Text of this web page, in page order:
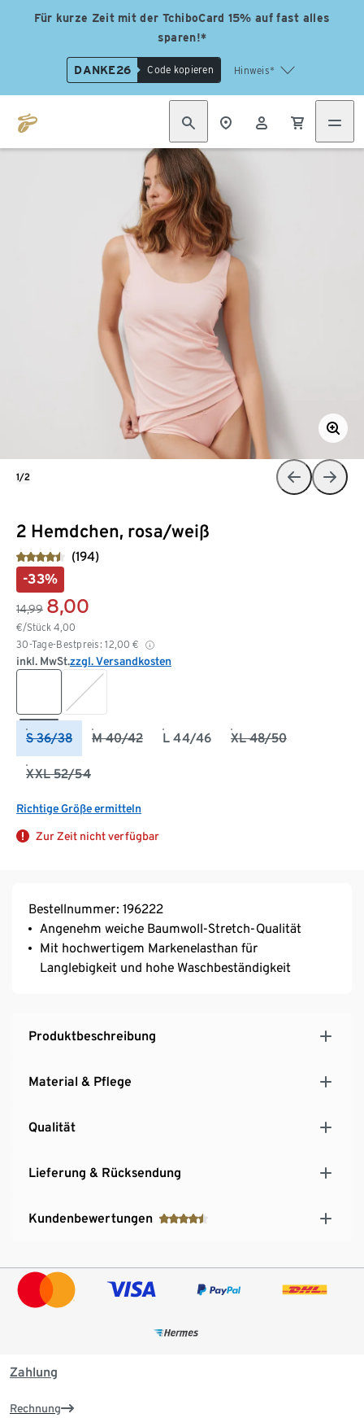
Für kurze Zeit mit der TchiboCard 15% auf fast alles
sparen!*
DANKE26 Code kopieren Hinweis*
2 Hemdchen, rosa/weiß
(194)
-33%
14,99 8,00
€/Stück 4,00
30-Tage-Bestpreis: 12,00 €
inkl. MwSt.zzgl. Versandkosten
S 36/38 M 40/42 L 44/46 XL 48/50
XXL 52/54
Richtige Größe ermitteln
Zur Zeit nicht verfügbar
1/2
Bestellnummer: 196222
Angenehm weiche Baumwoll-Stretch-Qualität
Mit hochwertigem Markenelasthan für
Langlebigkeit und hohe Waschbeständigkeit
Produktbeschreibung
Material & Pflege
Qualität
Lieferung & Rücksendung
Kundenbewertungen
Zahlung
Rechnung